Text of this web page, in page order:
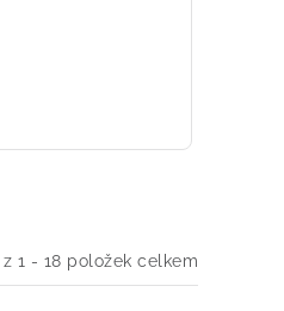
z 1 - 18 položek celkem